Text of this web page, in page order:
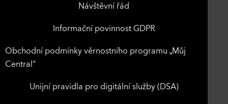
Návštěvní řád
Informační povinnost GDPR
Obchodní podmínky věrnostního programu „Můj
Central"
Unijní pravidla pro digitální služby (DSA)